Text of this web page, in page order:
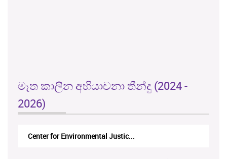
මෑත කාලීන අභියාචනා තීන්දු (2024 -
2026)
M.F.A. Mansoor V. Ministry of In...